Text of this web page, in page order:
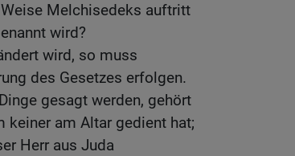
Melchisedeks auftritt
wird?
wird, so muss
des Gesetzes erfolgen.
gesagt werden, gehört
keiner am Altar gedient hat;
Herr aus Juda